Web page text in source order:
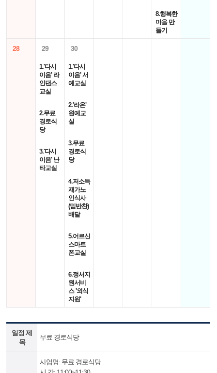
8.행복한
마을 만
들기
28 29
1.'다시
이음' 라
인댄스
교실
2.무료
경로식
당
3.'다시
이음' 난
타교실
30
1.'다시
이음' 서
예교실
2.'라온'
원예교
실
3.무료
경로식
당
4.저소득
재가노
인식사
(밑반찬)
배달
5.어르신
스마트
폰교실
6.정서지
원서비
스 '외식
지원'
일정 제
목
무료 경로식당
사업명: 무료 경로식당